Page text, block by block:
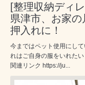
[整理収納ディ
県津市、お家
押入れに！
今まではペット使用にし
れはご自身の服をいれた
関連リンク https://ju...